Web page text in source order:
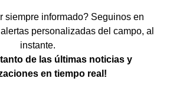
siempre informado? Seguinos en
personalizadas del campo, al
instante.
tanto de las últimas noticias y
en tiempo real!